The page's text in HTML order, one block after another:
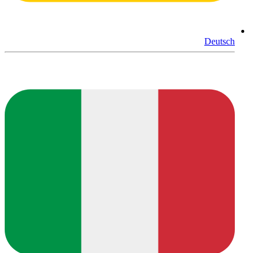
Deutsch